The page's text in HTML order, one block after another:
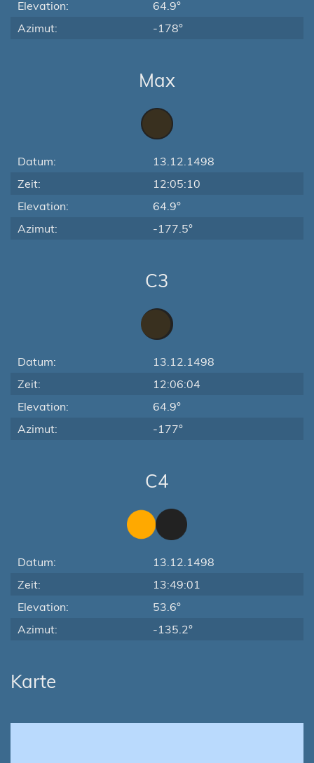
Elevation:
64.9°
Azimut:
-178°
Max
Datum:
13.12.1498
Zeit:
12:05:10
Elevation:
64.9°
Azimut:
-177.5°
C3
Datum:
13.12.1498
Zeit:
12:06:04
Elevation:
64.9°
Azimut:
-177°
C4
Datum:
13.12.1498
Zeit:
13:49:01
Elevation:
53.6°
Azimut:
-135.2°
Karte